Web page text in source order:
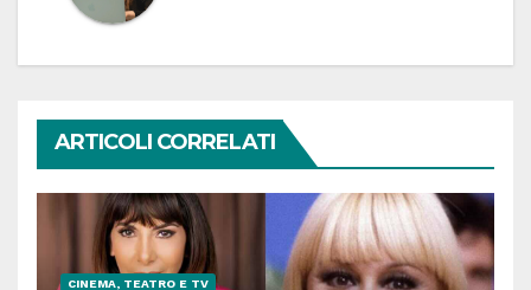
ARTICOLI CORRELATI
CINEMA, TEATRO E TV